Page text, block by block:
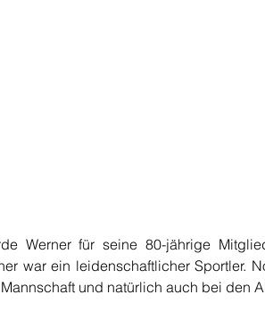
Werner für seine 80-jährige
war ein leidenschaftlicher Sportler.
und natürlich auch bei den